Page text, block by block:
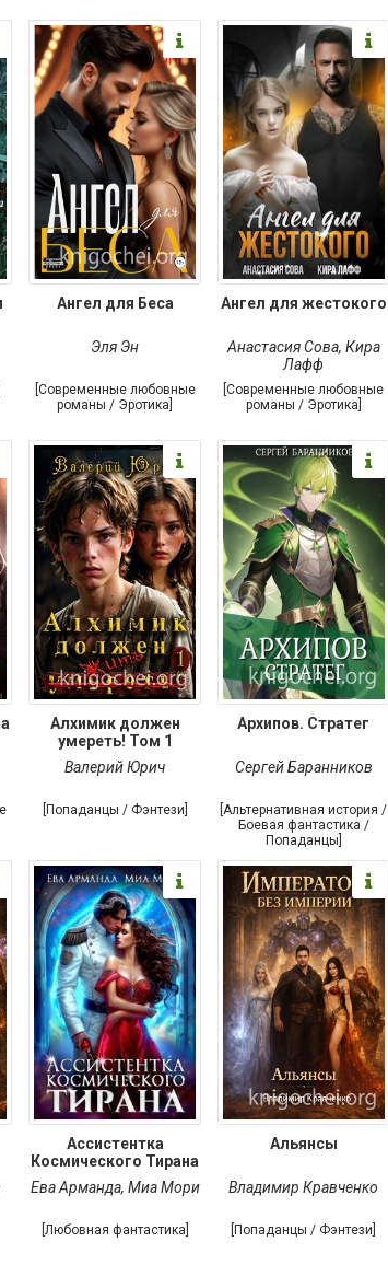
Ангел для Беса
Эля Эн
[Современные любовные
романы / Эротика]
Ангел для жестокого
Анастасия Сова, Кира
Лафф
[Современные любовные
романы / Эротика]
Алхимик должен
умереть! Том 1
Валерий Юрич
[Попаданцы / Фэнтези]
Архипов. Стратег
Сергей Баранников
[Альтернативная история /
Боевая фантастика /
Попаданцы]
Ассистентка
Космического Тирана
Ева Арманда, Миа Мори
[Любовная фантастика]
Альянсы
Владимир Кравченко
[Попаданцы / Фэнтези]